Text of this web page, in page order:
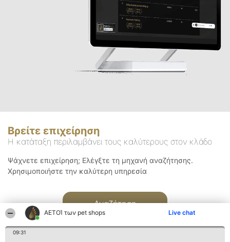
ΑΕΤΟΊ των pet shops Live chat
09:31
Βρείτε επιχείρηση
Η κατάταξη περιλαμβάνει τους καλύτερους στον κλάδο
Ψάχνετε επιχείρηση; Ελέγξτε τη μηχανή αναζήτησης.
Χρησιμοποιήστε την καλύτερη υπηρεσία
Αναζήτηση